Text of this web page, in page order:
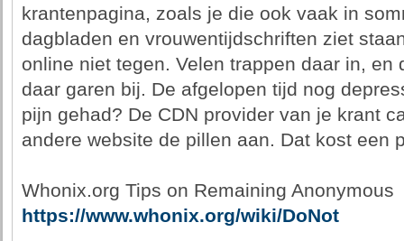
krantenpagina, zoals je die ook vaak in
dagbladen en vrouwentijdschriften ziet
online niet tegen. Velen trappen daar in, en
daar garen bij. De afgelopen tijd nog
pijn gehad? De CDN provider van je krant
andere website de pillen aan. Dat kost een
Whonix.org Tips on Remaining Anonymous
https://www.whonix.org/wiki/DoNot